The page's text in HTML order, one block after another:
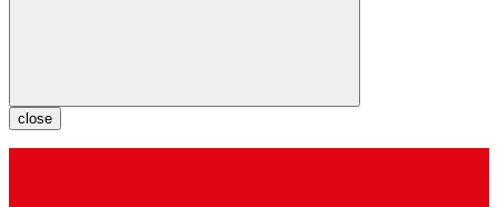
close